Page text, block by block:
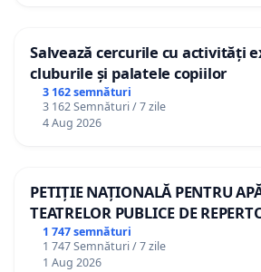
Salvează cercurile cu activități
cluburile și palatele copiilor
3 162 semnături
3 162 Semnături / 7 zile
4 Aug 2026
PETIȚIE NAȚIONALĂ PENTRU
TEATRELOR PUBLICE DE
ROMÂNIA
1 747 semnături
1 747 Semnături / 7 zile
1 Aug 2026